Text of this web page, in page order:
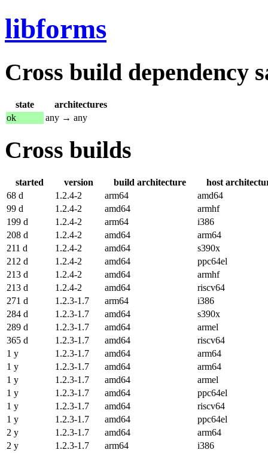
libforms
Cross build dependency
state
architectures
ok
any → any
Cross builds
started version build architecture
host
68 d
1.2.4-2 arm64
amd64
99 d
1.2.4-2 amd64
armhf
199 d
1.2.4-2 arm64
i386
208 d
1.2.4-2 amd64
arm64
211 d
1.2.4-2 amd64
s390x
212 d
1.2.4-2 amd64
ppc64el
213 d
1.2.4-2 amd64
armhf
213 d
1.2.4-2 amd64
riscv64
271 d
1.2.3-1.7 arm64
i386
284 d
1.2.3-1.7 amd64
s390x
289 d
1.2.3-1.7 amd64
armel
365 d
1.2.3-1.7 amd64
riscv64
1 y
1.2.3-1.7 amd64
arm64
1 y
1.2.3-1.7 amd64
arm64
1 y
1.2.3-1.7 amd64
armel
1 y
1.2.3-1.7 amd64
ppc64el
1 y
1.2.3-1.7 amd64
riscv64
1 y
1.2.3-1.7 amd64
ppc64el
2 y
1.2.3-1.7 amd64
arm64
2 y
1.2.3-1.7 arm64
i386